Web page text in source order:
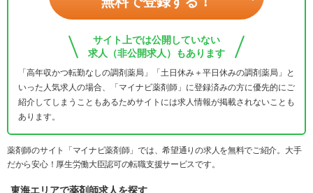
サイト上では公開していない
求人（非公開求人）もあります
「高年収かつ転勤なしの調剤薬局」「土日休み＋平日休みの調剤薬局」と
いった人気求人の場合、「マイナビ薬剤師」に登録済みの方に優先的にご
紹介してしまうこともあるためサイトには求人情報が掲載されないことも
あります。
薬剤師のサイト「マイナビ薬剤師」では、希望通りの求人を無料でご紹介。大手
だから安心！厚生労働大臣認可の転職支援サービスです。
東海エリアで薬剤師求人を探す